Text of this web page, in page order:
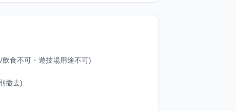
食不可・遊技場用途不可)
撤去)